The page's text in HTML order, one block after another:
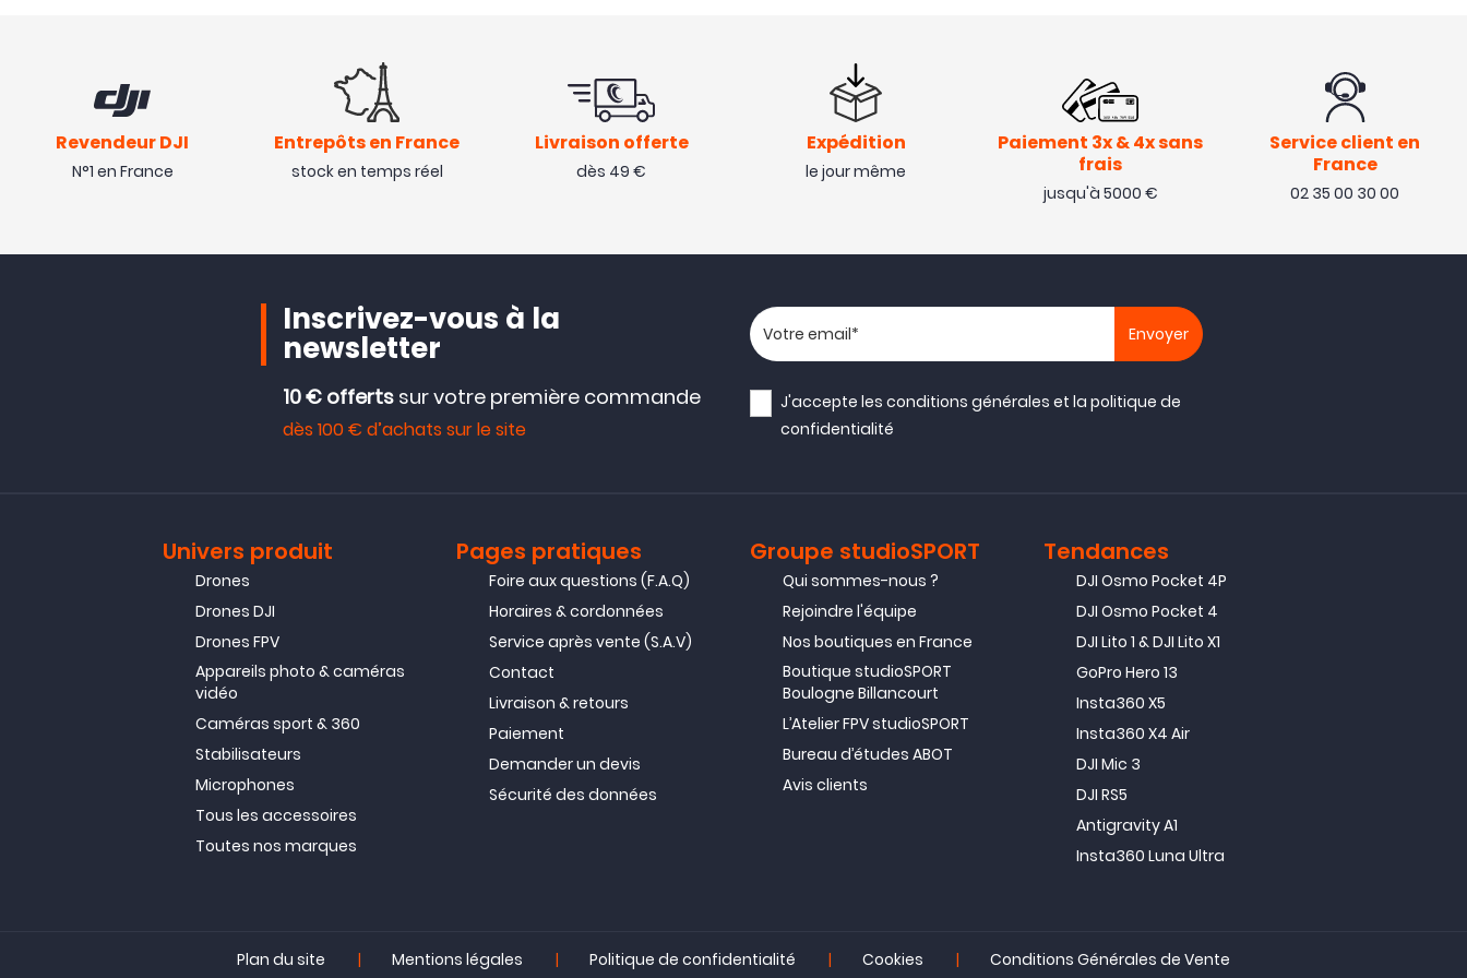
Revendeur DJI
N°1 en France
Entrepôts en France
stock en temps réel
Livraison offerte
dès 49 €
Expédition
le jour même
Paiement 3x & 4x sans
frais
jusqu'à 5000 €
Service client en
France
02 35 00 30 00
Inscrivez-vous à la
newsletter
10 € offerts sur votre première commande
dès 100 € d’achats sur le site
Votre adresse email
J'accepte lesconditions générales et lapolitique de
confidentialité
Univers produit
Drones
Drones DJI
Drones FPV
Appareils photo & caméras
vidéo
Caméras sport & 360
Stabilisateurs
Microphones
Tous les accessoires
Toutes nos marques
Pages pratiques
Foire aux questions (F.A.Q)
Horaires & cordonnées
Service après vente (S.A.V)
Contact
Livraison & retours
Paiement
Demander un devis
Sécurité des données
Groupe studioSPORT
Qui sommes-nous ?
Rejoindre l'équipe
Nos boutiques en France
Boutique studioSPORT
Boulogne Billancourt
L’Atelier FPV studioSPORT
Bureau d’études ABOT
Avis clients
Tendances
DJI Osmo Pocket 4P
DJI Osmo Pocket 4
DJI Lito 1 & DJI Lito X1
GoPro Hero 13
Insta360 X5
Insta360 X4 Air
DJI Mic 3
DJI RS5
Antigravity A1
Insta360 Luna Ultra
Plan du site | Mentions légales | Politique de confidentialité | Cookies | Conditions Générales de Vente